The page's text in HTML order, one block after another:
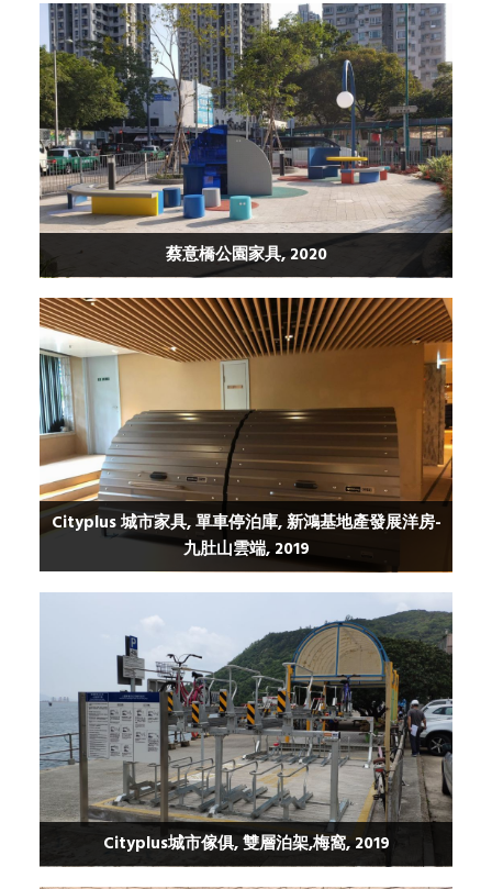
蔡意橋公園家具, 2020
Cityplus 城市家具, 單車停泊庫, 新鴻基地產發展洋房-
九肚山雲端, 2019
Cityplus城市傢俱, 雙層泊架,梅窩, 2019